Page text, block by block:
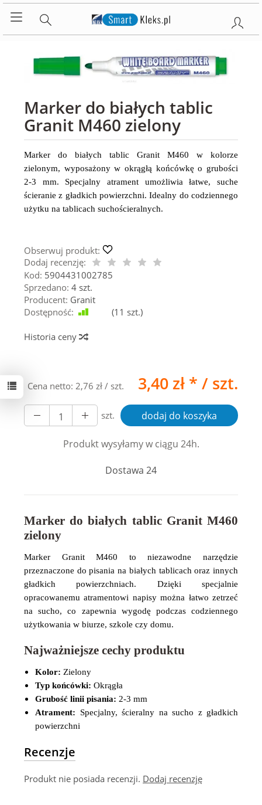
Marker do białych tablic
Granit M460 zielony
Marker do białych tablic Granit M460 w kolorze
zielonym, wyposażony w okrągłą końcówkę o grubości
2-3 mm. Specjalny atrament umożliwia łatwe, suche
ścieranie z gładkich powierzchni. Idealny do codziennego
użytku na tablicach suchościeralnych.
Obserwuj produkt:
Dodaj recenzję:
Kod: 5904431002785
Sprzedano: 4 szt.
Producent: Granit
Dostępność:
(11 szt.)
Historia ceny
Cena netto: 2,76 zł / szt. 3,40 zł * / szt.
szt. dodaj do koszyka
Produkt wysyłamy w ciągu 24h.
Dostawa 24
Marker do białych tablic Granit M460
zielony
Marker Granit M460 to niezawodne narzędzie
przeznaczone do pisania na białych tablicach oraz innych
gładkich powierzchniach. Dzięki specjalnie
opracowanemu atramentowi napisy można łatwo zetrzeć
na sucho, co zapewnia wygodę podczas codziennego
użytkowania w biurze, szkole czy domu.
Najważniejsze cechy produktu
Kolor: Zielony
Typ końcówki: Okrągła
Grubość linii pisania: 2-3 mm
Atrament: Specjalny, ścieralny na sucho z gładkich
powierzchni
Recenzje
Produkt nie posiada recenzji. Dodaj recenzję